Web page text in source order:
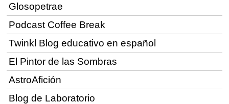
Glosopetrae
Podcast Coffee Break
Twinkl Blog educativo en español
El Pintor de las Sombras
AstroAfición
Blog de Laboratorio